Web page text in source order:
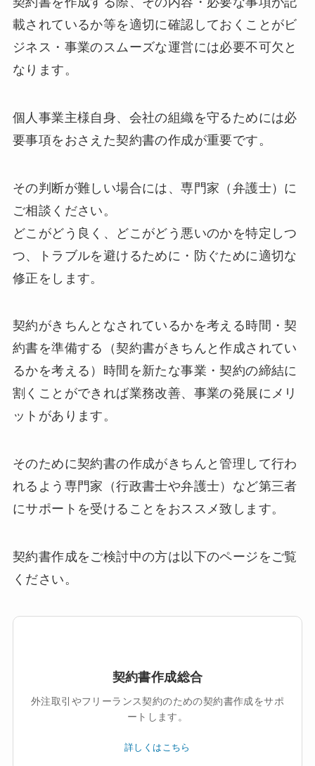
載されているか等を適切に確認しておくことがビ
ジネス・事業のスムーズな運営には必要不可欠と
なります。
個人事業主様自身、会社の組織を守るためには必
要事項をおさえた契約書の作成が重要です。
その判断が難しい場合には、専門家（弁護士）に
ご相談ください。
どこがどう良く、どこがどう悪いのかを特定しつ
つ、トラブルを避けるために・防ぐために適切な
修正をします。
契約がきちんとなされているかを考える時間・契
約書を準備する（契約書がきちんと作成されてい
るかを考える）時間を新たな事業・契約の締結に
割くことができれば業務改善、事業の発展にメリ
ットがあります。
そのために契約書の作成がきちんと管理して行わ
れるよう専門家（行政書士や弁護士）など第三者
にサポートを受けることをおススメ致します。
契約書作成をご検討中の方は以下のページをご覧
ください。
契約書作成総合
外注取引やフリーランス契約のための契約書作成をサポ
ートします。
詳しくはこちら